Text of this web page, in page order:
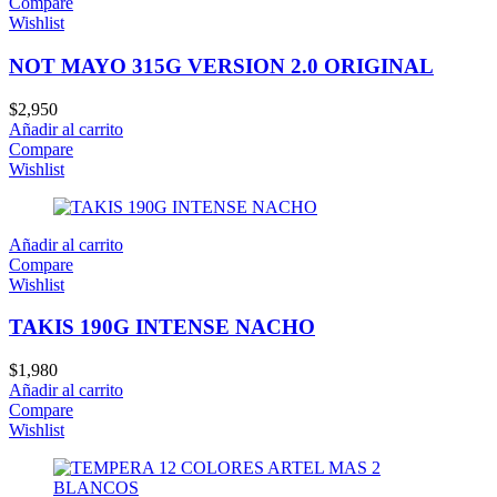
Wishlist
NOT MAYO 315G VERSION 2.0 ORIGINAL
$2,950
Añadir al carrito
Compare
Wishlist
Añadir al carrito
Compare
Wishlist
TAKIS 190G INTENSE NACHO
$1,980
Añadir al carrito
Compare
Wishlist